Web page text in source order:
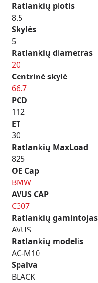
Ratlankių plotis
8.5
Skylės
5
Ratlankių diametras
20
Centrinė skylė
66.7
PCD
112
ET
30
Ratlankių MaxLoad
825
OE Cap
BMW
AVUS CAP
C307
Ratlankių gamintojas
AVUS
Ratlankių modelis
AC-M10
Spalva
BLACK